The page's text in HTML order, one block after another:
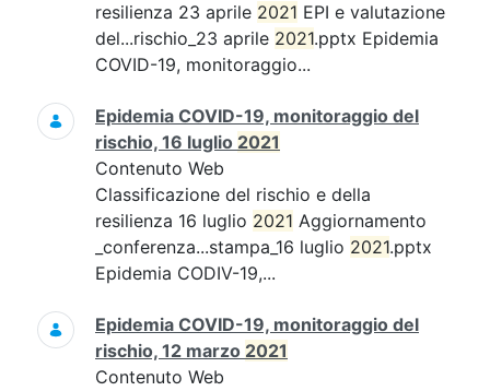
resilienza 23 aprile 2021 EPI e valutazione
del...rischio_23 aprile 2021.pptx Epidemia
COVID-19, monitoraggio...
Epidemia COVID-19, monitoraggio del
rischio, 16 luglio 2021
Contenuto Web
Classificazione del rischio e della
resilienza 16 luglio 2021 Aggiornamento
_conferenza...stampa_16 luglio 2021.pptx
Epidemia CODIV-19,...
Epidemia COVID-19, monitoraggio del
rischio, 12 marzo 2021
Contenuto Web